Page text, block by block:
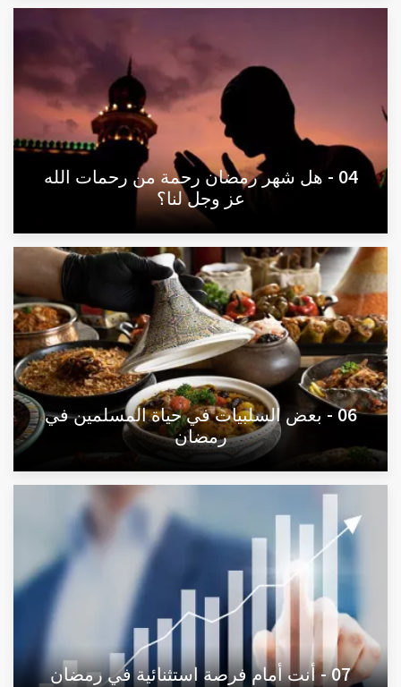
04 - هل شهر رمضان رحمة من رحمات الله
عز وجل لنا؟
06 - بعض السلبيات في حياة المسلمين في
رمضان
07 - أنت أمام فرصة استثنائية في رمضان